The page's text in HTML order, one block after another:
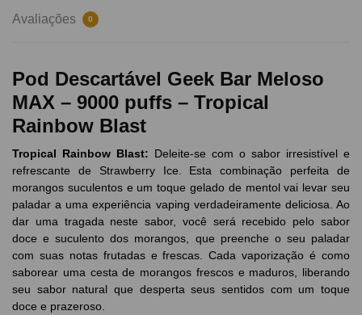
Avaliações 0
Pod Descartável Geek Bar Meloso
MAX – 9000 puffs – Tropical
Rainbow Blast
Tropical Rainbow Blast: Deleite-se com o sabor irresistível e
refrescante de Strawberry Ice. Esta combinação perfeita de
morangos suculentos e um toque gelado de mentol vai levar seu
paladar a uma experiência vaping verdadeiramente deliciosa. Ao
dar uma tragada neste sabor, você será recebido pelo sabor
doce e suculento dos morangos, que preenche o seu paladar
com suas notas frutadas e frescas. Cada vaporização é como
saborear uma cesta de morangos frescos e maduros, liberando
seu sabor natural que desperta seus sentidos com um toque
doce e prazeroso.